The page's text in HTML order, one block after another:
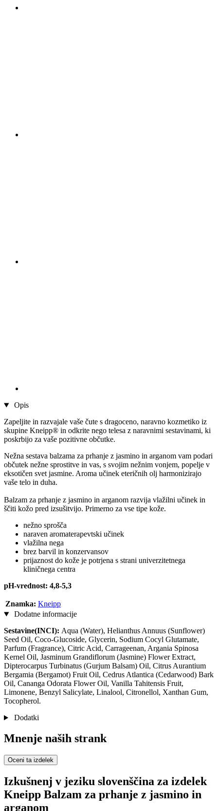
Opis
Zapeljite in razvajale vaše čute s dragoceno, naravno kozmetiko iz
skupine Kneipp® in odkrite nego telesa z naravnimi sestavinami, ki
poskrbijo za vaše pozitivne občutke.
Nežna sestava balzama za prhanje z jasmino in arganom vam podari
občutek nežne sprostitve in vas, s svojim nežnim vonjem, popelje v
eksotičen svet jasmine. Aroma učinek eteričnih olj harmonizirajo
vaše telo in duha.
Balzam za prhanje z jasmino in arganom razvija vlažilni učinek in
ščiti kožo pred izsušitvijo. Primerno za vse tipe kože.
nežno sprošča
naraven aromaterapevtski učinek
vlažilna nega
brez barvil in konzervansov
prijaznost do kože je potrjena s strani univerzitetnega
kliničnega centra
pH-vrednost: 4,8-5,3
Znamka: Kneipp
Dodatne informacije
Sestavine(INCI): Aqua (Water), Helianthus Annuus (Sunflower)
Seed Oil, Coco-Glucoside, Glycerin, Sodium Cocyl Glutamate,
Parfum (Fragrance), Citric Acid, Carrageenan, Argania Spinosa
Kernel Oil, Jasminum Grandiflorum (Jasmine) Flower Extract,
Dipterocarpus Turbinatus (Gurjum Balsam) Oil, Citrus Aurantium
Bergamia (Bergamot) Fruit Oil, Cedrus Atlantica (Cedarwood) Bark
Oil, Cananga Odorata Flower Oil, Vanilla Tahitensis Fruit,
Limonene, Benzyl Salicylate, Linalool, Citronellol, Xanthan Gum,
Tocopherol.
Dodatki
Mnenje naših strank
Oceni ta izdelek
Izkušnenj v jeziku slovenščina za izdelek
Kneipp Balzam za prhanje z jasmino in
arganom